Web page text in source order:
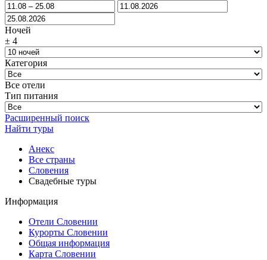
Ночей
± 4
Категория
Все отели
Тип питания
Расширенный поиск
Найти туры
Анекс
Все страны
Словения
Свадебные туры
Информация
Отели Словении
Курорты Словении
Общая информация
Карта Словении